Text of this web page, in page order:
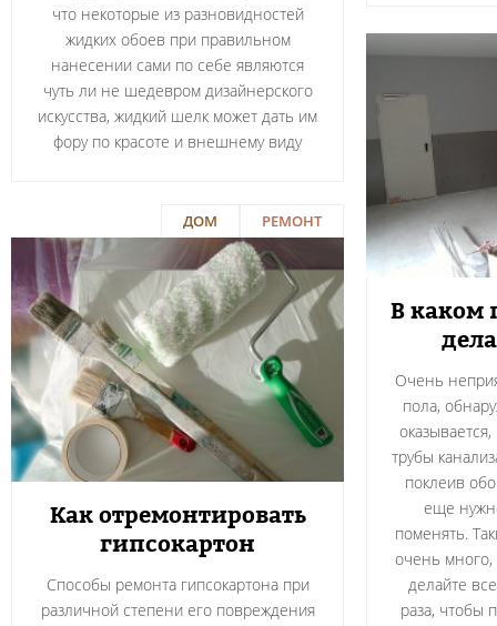
что некоторые из разновидностей
жидких обоев при правильном
нанесении сами по себе являются
чуть ли не шедевром дизайнерского
искусства, жидкий шелк может дать им
фору по красоте и внешнему виду
В каком
Очень
пола,
трубы
поклеив
еще
поменять.
очень много,
делайте
раза, чтобы
РЕМОНТ
ДОМ
Как отремонтировать
гипсокартон
Способы ремонта гипсокартона при
различной степени его повреждения